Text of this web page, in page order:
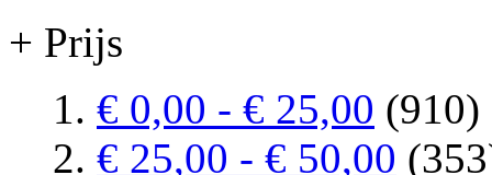
+ Prijs
€ 0,00 - € 25,00 (910)
€ 25,00 - € 50,00